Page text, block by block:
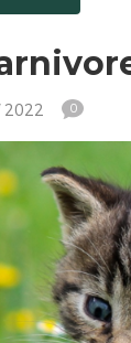
2022 0